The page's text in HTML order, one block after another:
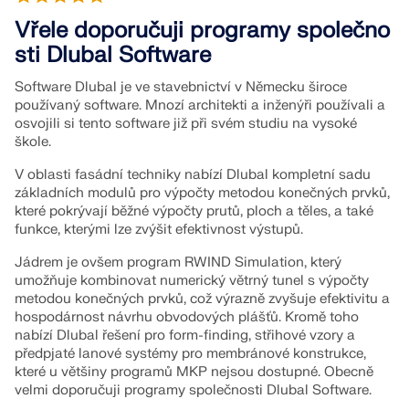
Statický výpočet konstrukce pro
solární systémy
různé solární montážní systémy. Pracujte efektivně s
ocelovými, hliníkovými a betonovými konstrukcemi v
jediné aplikaci.
PROZKOUMAT NÁSTROJE
Addony
Doplňkové analýzy
Dynamická analýza
Speciální řešení
Přípoje
RSTAB 9
Ikonický program pro rámové a příhradové konstrukce
Více informací
Prodej
Asistentka podpory s využitím AI
Bezplatná podpora a servis
Potřebujete pomoc? Využijte bezplatné možnosti
podpory, včetně 24/7 AI asistence, e-mailové
podpory a webinářů.
DALŠÍ INFORMACE
Události
Ovládněte statiku pomocí webinářů
Připojte se ke špičkám v oboru a objevte řešení v
oblasti stavebního inženýrství a softwaru. Rozšiřte
své dovednosti díky našim přednáškám naživo!
SLEDUJTE DALŠÍ WEBINÁŘE
Bezplatná zóna Dlubal
Příklady
Dokumenty
Reference
Modely ke stažení zdarma
Prozkoumejte tisíce hotových konstrukčních modelů.
Stáhněte je, přizpůsobte si je a použijte jako šablony,
které urychlí váš proces navrhování.
OBJEVTE MODELY
E-learning
Studenti a školy
Platforma znalostí
Infotainment
První kroky s programem RFEM 6
Udělejte své první kroky s RFEM 6 a zjistěte, jak
rychle můžete modelovat a počítat. Přizpůsobte si ho
přidáním modulů pro ještě více možností.
ZAČÍT
Společnost
O společnosti
Kontakt
Reference
Budujme úspěch společně
Zjistěte, jak špičkoví inženýři z celého světa důvěřují
našim řešením a spolupracují s námi na
zdokonalování svých projektů.
Kariéra
Kariéra
Pracovní nabídky
Proč Dlubal?
Budujte svou budoucnost s námi
E-shop
Trial verze 90 dní zdarma
Přihlásit se ke svému účtu
Zaregistrujte se do extranetu Dlubal, abyste
získali většinu softwaru a měli exkluzivní přístup k
vašim osobním údajům.
Vřele doporučuji programy společno
sti Dlubal Software
Software Dlubal je ve stavebnictví v Německu široce
používaný software. Mnozí architekti a inženýři používali a
osvojili si tento software již při svém studiu na vysoké
škole.
V oblasti fasádní techniky nabízí Dlubal kompletní sadu
základních modulů pro výpočty metodou konečných prvků,
které pokrývají běžné výpočty prutů, ploch a těles, a také
funkce, kterými lze zvýšit efektivnost výstupů.
Jádrem je ovšem program RWIND Simulation, který
umožňuje kombinovat numerický větrný tunel s výpočty
metodou konečných prvků, což výrazně zvyšuje efektivitu a
hospodárnost návrhu obvodových plášťů. Kromě toho
nabízí Dlubal řešení pro form-finding, střihové vzory a
předpjaté lanové systémy pro membránové konstrukce,
které u většiny programů MKP nejsou dostupné. Obecně
velmi doporučuji programy společnosti Dlubal Software.